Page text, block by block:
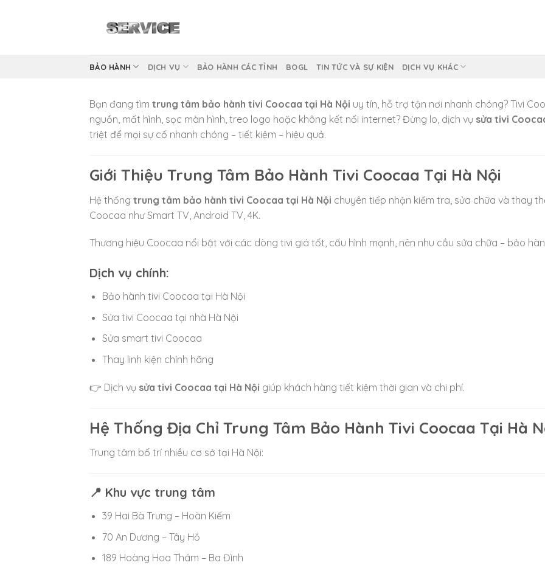
BẢO HÀNH DỊCH VỤ BẢO HÀNH CÁC TỈNH BOGL TIN TỨC VÀ SỰ KIỆN DỊCH VỤ KHÁC
Bạn đang tìm trung tâm bảo hành tivi Coocaa tại Hà Nội uy tín, hỗ trợ tận nơi nhanh chóng? Tivi
nguồn, mất hình, sọc màn hình, treo logo hoặc không kết nối internet? Đừng lo, dịch vụ sửa tivi
triệt để mọi sự cố nhanh chóng – tiết kiệm – hiệu quả.
Giới Thiệu Trung Tâm Bảo Hành Tivi Coocaa Tại Hà Nội
Hệ thống trung tâm bảo hành tivi Coocaa tại Hà Nội chuyên tiếp nhận kiểm tra, sửa chữa và thay
Coocaa như Smart TV, Android TV, 4K.
Thương hiệu Coocaa nổi bật với các dòng tivi giá tốt, cấu hình mạnh, nên nhu cầu sửa chữa – bảo
Dịch vụ chính:
Bảo hành tivi Coocaa tại Hà Nội
Sửa tivi Coocaa tại nhà Hà Nội
Sửa smart tivi Coocaa
Thay linh kiện chính hãng
👉 Dịch vụ sửa tivi Coocaa tại Hà Nội giúp khách hàng tiết kiệm thời gian và chi phí.
Hệ Thống Địa Chỉ Trung Tâm Bảo Hành Tivi Coocaa Tại Hà
Trung tâm bố trí nhiều cơ sở tại Hà Nội:
📍 Khu vực trung tâm
39 Hai Bà Trưng – Hoàn Kiếm
70 An Dương – Tây Hồ
189 Hoàng Hoa Thám – Ba Đình